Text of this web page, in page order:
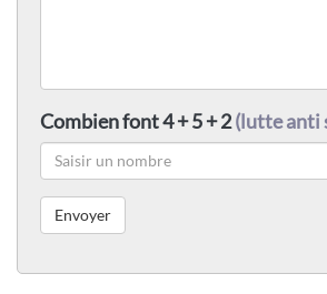
Combien font 4 + 5 + 2(lutte anti